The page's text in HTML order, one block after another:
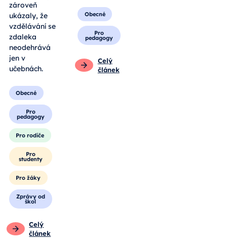
zároveň
ukázaly, že
vzdělávání se
zdaleka
neodehrává
jen v
učebnách.
Obecné
Pro
pedagogy
Pro rodiče
Pro
studenty
Pro žáky
Zprávy od
škol
Celý
článek
Obecné
Pro
pedagogy
Celý
článek